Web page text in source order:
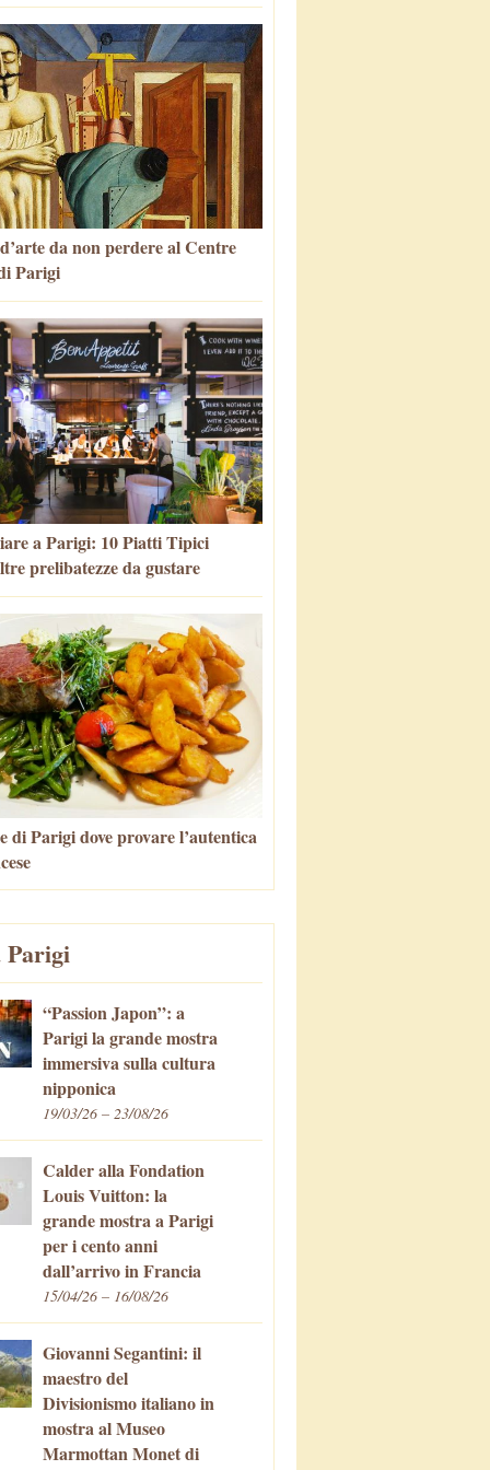
da non perdere al Centre
Parigi
a Parigi: 10 Piatti Tipici
prelibatezze da gustare
di Parigi dove provare l’autentica
Parigi
“Passion Japon”: a
Parigi la grande mostra
immersiva sulla cultura
nipponica
19/03/26 – 23/08/26
Calder alla Fondation
Louis Vuitton: la
grande mostra a Parigi
per i cento anni
dall’arrivo in Francia
15/04/26 – 16/08/26
Giovanni Segantini: il
maestro del
Divisionismo italiano in
mostra al Museo
Marmottan Monet di